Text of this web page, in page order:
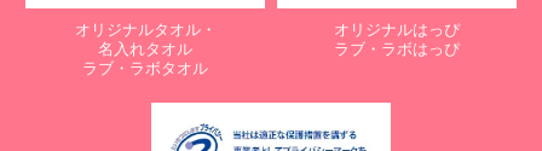
オリジナルタオル・
名入れタオル
ラブ・ラボタオル
オリジナルはっぴ
ラブ・ラボはっぴ